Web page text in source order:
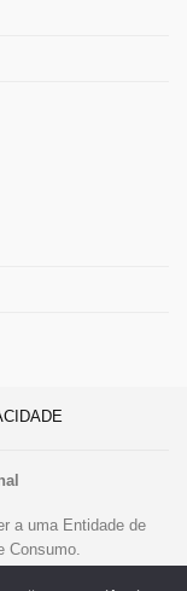
a uma Entidade de
Consumo.